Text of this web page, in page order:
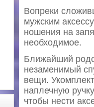
Вопреки
мужским
ношения на
необходимое.
Ближайший
незаменимый
вещи.
наплечную
чтобы нести